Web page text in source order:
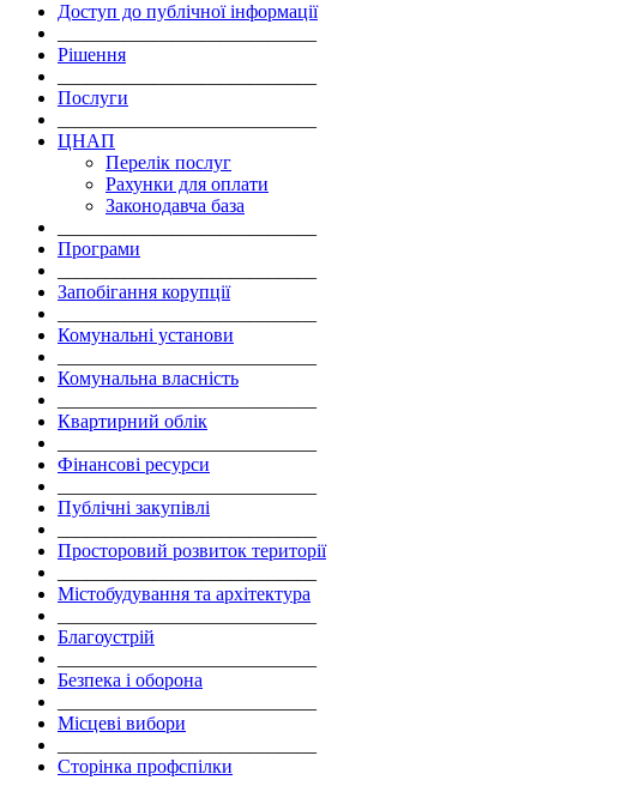
Доступ до публічної інформації
Рішення
Послуги
ЦНАП
Перелік послуг
Рахунки для оплати
Законодавча база
Програми
Запобігання корупції
Комунальні установи
Комунальна власність
Квартирний облік
Фінансові ресурси
Публічні закупівлі
Просторовий розвиток території
Містобудування та архітектура
Благоустрій
Безпека і оборона
Місцеві вибори
Сторінка профспілки